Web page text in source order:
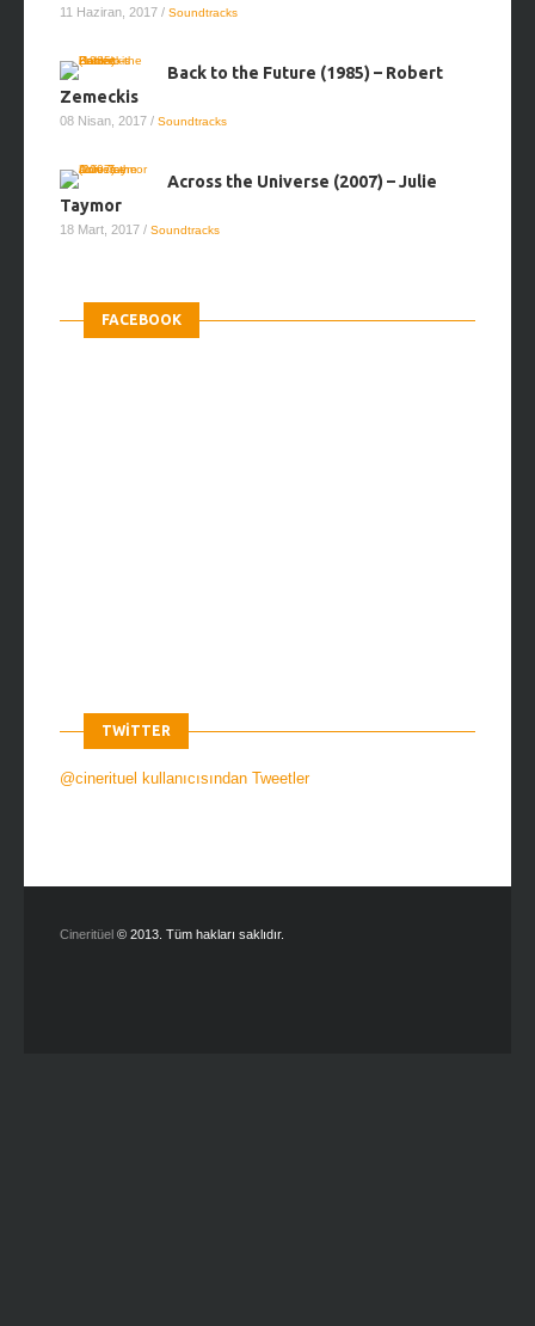
11 Haziran, 2017 / Soundtracks
Back to the Future (1985) – Robert
Zemeckis
08 Nisan, 2017 / Soundtracks
Across the Universe (2007) – Julie
Taymor
18 Mart, 2017 / Soundtracks
FACEBOOK
TWITTER
@cinerituel kullanıcısından Tweetler
Cineritüel © 2013. Tüm hakları saklıdır.